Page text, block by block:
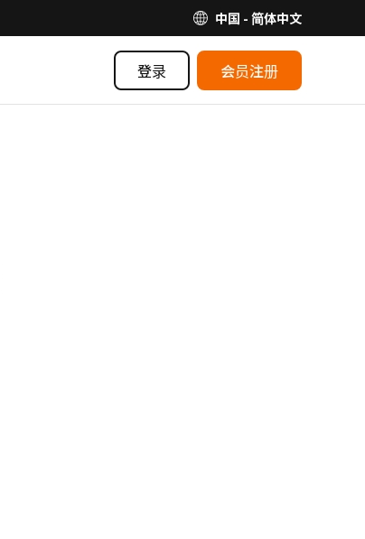
中国 - 简体中文
登录 会员注册